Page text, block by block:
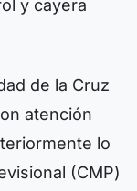
y cayera
de la Cruz
atención
lo
(CMP)